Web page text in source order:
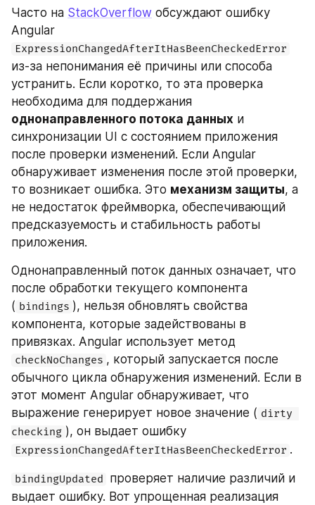
Часто на StackOverflow обсуждают ошибку
ExpressionChangedAfterItHasBeenCheckedError
из-за непонимания её причины или способа
устранить. Если коротко, то эта проверка
однонаправленного потока данных и
синхронизации UI с состоянием приложения
после проверки изменений. Если Angular
обнаруживает изменения после этой проверки,
то возникает ошибка. Это механизм защиты, а
не недостаток фреймворка, обеспечивающий
предсказуемость и стабильность работы
приложения.
Однонаправленный поток данных означает, что
после обработки текущего компонента
( bindings ), нельзя обновлять свойства
компонента, которые задействованы в
checkNoChanges , который запускается после
обычного цикла обнаружения изменений. Если в
этот момент Angular обнаруживает, что
выражение генерирует новое значение ( dirty
checking
), он выдает ошибку
ExpressionChangedAfterItHasBeenCheckedError .
bindingUpdated проверяет наличие различий и
выдает ошибку. Вот упрощенная реализация